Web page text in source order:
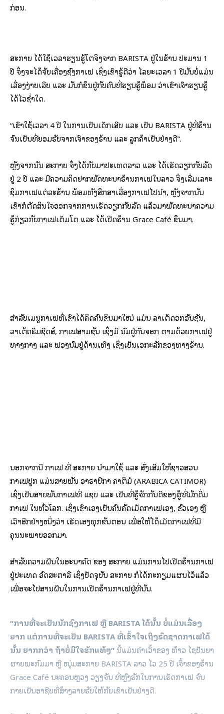
ກ່ອນ.
ສະກາຍ ໄດ້ໃຊ້ເວລາຮຽນຮູ້ໂຕຈິງຈາກ BARISTA ຢູ່ໃນຮ້ານ ປະມານ 1
ປີ ຈຶ່ງຈະໄດ້ຈັບເຄື່ອງຊົງກາເຟ ເຊິ່ງເຂົາຮູ້ດີວ່າ ໄລຍະເວລາ 1 ປີມັນບໍ່ແມ່ນ
ເລື່ອງງ່າຍເລີຍ ແລະ ມັນກໍຂຶ້ນຢູ່ກັບຄົນທີ່ຮຽນຮູ້ພ້ອມ ວ່າເຂົາເຈົ້າຮຽນຮູ້
ໄດ້ໄວຊ່ຳໃດ.
“ເຂົາໃຊ້ເວລາ 4 ປີ ໃນການເປັນເດັກເສີບ ແລະ ເປັນ BARISTA ຢູ່ທີ່ຮ້ານ
ຈົນເປັນທີ່ຍອມຮັບຈາກເຈົ້າຂອງຮ້ານ ແລະ ລູກຄ້າເປັນຢ່າງດີ”.
ຫຼັງຈາກນັ້ນ ສະກາຍ ຈຶ່ງໄດ້ກັບມາປະເທດລາວ ແລະ ໄດ້ເຮັດວຽກກັບລັດ
ຢູ່ 2 ປີ ແລະ ມີຄວາມຄິດຢາກພັດທະນາຮ້ານກາເຟໃນລາວ ຈຶ່ງເລີ່ມເລາະ
ຊິມກາເຟແຕ່ລະຮ້ານ ພ້ອມທັງສຶກສາເລື່ອງກາເຟໄປນຳ, ຫຼັງຈາກນັ້ນ
ເຂົາກໍຕັດສິນໃຈອອກຈາກການເຮັດວຽກກັບລັດ ແລ້ວມາພັດທະນາຄວາມ
ຮູ້ກ່ຽວກັບກາເຟເຕັມໂຕ ແລະ ໄດ້ເປີດຮ້ານ Grace Café ຂຶ້ນມາ.
ສຳລັບເມນູກາເຟທີ່ເຂົາໄດ້ຄິດຄົ້ນຂຶ້ນມາໃໝ່ ແມ່ນ ລາເຕ້ດອກອັນຊັນ,
ລາເຕ້ຄຣີມຊີດສ໌, ກາເຟສາມຊັ້ນ ເຊິ່ງມີ ນົມຢູ່ກົ້ນຈອກ ຕາມດ້ວຍກາເຟຢູ່
ທາງກາງ ແລະ ຟອງນົມຢູ່ດ້ານເທິງ ເຊິ່ງເປັນເອກະລັກຂອງທາງຮ້ານ.
ນອກຈາກນີ້ ກາເຟ ທີ່ ສະກາຍ ນຳມາໃຊ້ ແລະ ສົ່ງເສີມໃຫ້ຊາວສວນ
ກາເຟປູກ ແມ່ນສາຍພັນ ອາຣາບີກາ ຄາຕິມໍ (ARABICA CATIMOR)
ເຊິ່ງເປັນສາຍພັນກາເຟທີ່ ແຊບ ແລະ ເປັນທີ່ຮູ້ຈັກກັນດີຂອງຜູ້ທີ່ມັກດື່ມ
ກາເຟ ໃນທົ່ວໂລກ. ເຊິ່ງເຂົາເອງເປັນຄົນຄັດເມັດກາເຟເອງ, ຂົ້ວເອງ ຫຼື
ເວົ້າອີກຢ່າງໜຶ່ງວ່າ ເຮັດເອງທຸກຂັ້ນຕອນ ເພື່ອໃຫ້ໄດ້ເມັດກາເຟທີ່ມີ
ຄຸນນະພາບອອກມາ.
ສຳລັບຄວາມຝັນໃນອະນາຄົດ ຂອງ ສະກາຍ ແມ່ນການໄປເປີດຮ້ານກາເຟ
ຢູ່ປະເທດ ອົດສະຕາລີ ເຊິ່ງປັດຈຸບັນ ສະກາຍ ກໍໄດ້ກະກຽມແຜນໄວ້ແລ້ວ
ເພື່ອຈະໄປສານຝັນໃນການເປີດຮ້ານກາເຟຢູ່ທີ່ນັ້ນ.
“ການທີ່ຈະເປັນນັກຊົງກາເຟ ຫຼື BARISTA ໄດ້ນັ້ນ ບໍ່ແມ່ນເລື່ອງ
ຍາກ ແຕ່ການທີ່ຈະເປັນ BARISTA ທີ່ເຂົ້າໃຈເຖິງຣົດຊາດກາເຟໄດ້
ນັ້ນ ຍາກກວ່າ ຖ້າບໍ່ມີໃຈຮັກແທ້ໆ” ນີ້ແມ່ນຄຳເວົ້າຂອງ ທ້າວ ໄຊປັນຍາ
ຜາຍພະກົມມາ ຫຼື ໜຸ່ມສະກາຍ BARISTA ລາວ ໄວ 25 ປີ ເຈົ້າຂອງຮ້ານ
Grace Café ນະຄອນຫຼວງ ວຽງຈັນ ທີ່ຫຼົງຮັກໃນການເຮັດກາເຟ ຈົນ
ກາຍເປັນອາຊີບທີ່ສ້າງລາຍຮັບໃຫ້ກັບເຂົາເປັນຢ່າງດີ.